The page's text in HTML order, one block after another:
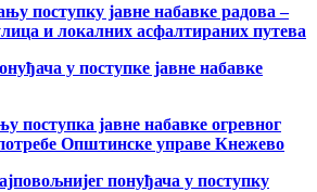
поступку јавне набавке радова –
и локалних асфалтираних путева
у поступке јавне набавке
јавне набавке огревног
Општинске управе Кнежево
понуђача у поступку